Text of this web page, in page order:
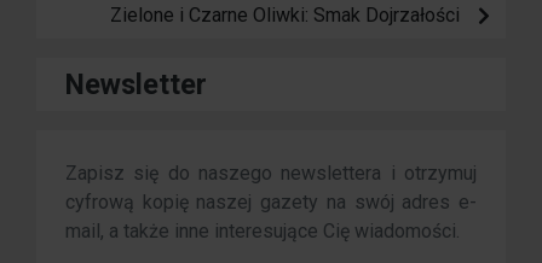
Zielone i Czarne Oliwki: Smak Dojrzałości
Newsletter
Zapisz się do naszego newslettera i otrzymuj
cyfrową kopię naszej gazety na swój adres e-
mail, a także inne interesujące Cię wiadomości.